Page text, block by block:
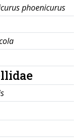
phoenicurus